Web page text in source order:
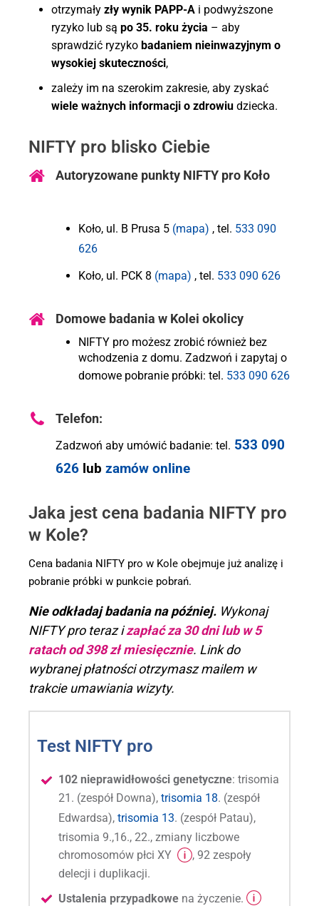
otrzymały zły wynik PAPP-A i podwyższone
ryzyko lub są po 35. roku życia – aby
sprawdzić ryzyko badaniem nieinwazyjnym o
wysokiej skuteczności,
zależy im na szerokim zakresie, aby zyskać
wiele ważnych informacji o zdrowiu dziecka.
NIFTY pro blisko Ciebie
Autoryzowane punkty NIFTY pro Koło
Koło, ul. B Prusa 5 (mapa) , tel. 533 090
626
Koło, ul. PCK 8 (mapa) , tel. 533 090 626
Domowe badania w Kolei okolicy
NIFTY pro możesz zrobić również bez
wchodzenia z domu. Zadzwoń i zapytaj o
domowe pobranie próbki: tel. 533 090 626
Telefon:
Zadzwoń aby umówić badanie: tel. 533 090
626 lub zamów online
Jaka jest cena badania NIFTY pro
w Kole?
Cena badania NIFTY pro w Kole obejmuje już analizę i
pobranie próbki w punkcie pobrań.
Nie odkładaj badania na później. Wykonaj
NIFTY pro teraz izapłać za 30 dni lub w 5
ratach od 398 zł miesięcznie. Link do
wybranej płatności otrzymasz mailem w
trakcie umawiania wizyty.
Test NIFTY pro
102 nieprawidłowości genetyczne: trisomia
21. (zespół Downa), trisomia 18. (zespół
Edwardsa), trisomia 13. (zespół Patau),
trisomia 9.,16., 22., zmiany liczbowe
chromosomów płci XY
, 92 zespoły
delecji i duplikacji.
Ustalenia przypadkowe na życzenie.